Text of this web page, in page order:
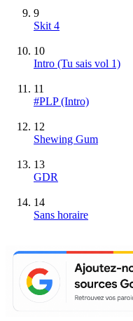
9
Skit 4
10
Intro (Tu sais vol 1)
11
#PLP (Intro)
12
Shewing Gum
13
GDR
14
Sans horaire